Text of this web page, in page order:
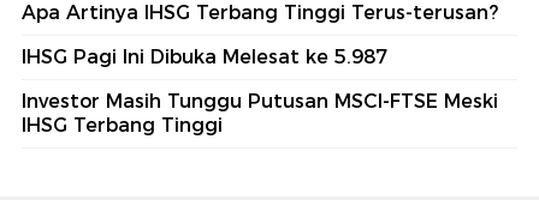
Apa Artinya IHSG Terbang Tinggi Terus-terusan?
IHSG Pagi Ini Dibuka Melesat ke 5.987
Investor Masih Tunggu Putusan MSCI-FTSE Meski
IHSG Terbang Tinggi